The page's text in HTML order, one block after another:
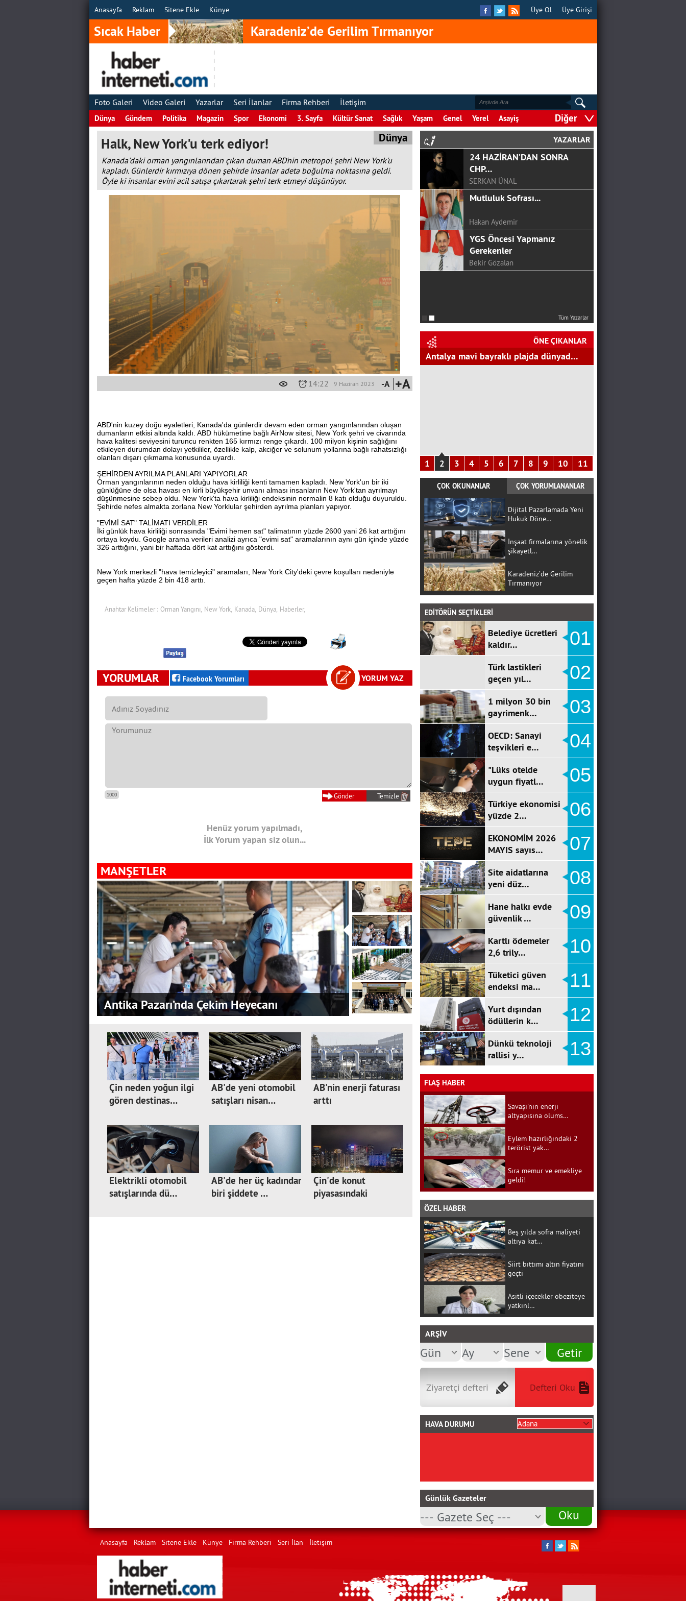
Anasayfa Reklam Sitene Ekle Künye Üye Ol Üye Girişi
Sıcak Haber Karadeniz’de Gerilim Tırmanıyor
Foto Galeri Video Galeri Yazarlar Seri İlanlar Firma Rehberi İletişim
Dünya Gündem Politika Magazin Spor Ekonomi 3. Sayfa Kültür Sanat Sağlık Yaşam Genel Yerel Asayiş Diğer
Dünya
Halk, New York'u terk ediyor!
Kanada'daki orman yangınlarından çıkan duman ABD'nin metropol şehri New York'u
kapladı. Günlerdir kırmızıya dönen şehirde insanlar adeta boğulma noktasına geldi.
Öyle ki insanlar evini acil satışa çıkartarak şehri terk etmeyi düşünüyor.
9 Haziran 2023
14:22 -A +A
ABD'nin kuzey doğu eyaletleri, Kanada'da günlerdir devam eden orman yangınlarından oluşan
dumanların etkisi altında kaldı. ABD hükümetine bağlı AirNow sitesi, New York şehri ve civarında
hava kalitesi seviyesini turuncu renkten 165 kırmızı renge çıkardı. 100 milyon kişinin sağlığını
etkileyen durumdan dolayı yetkililer, özellikle kalp, akciğer ve solunum yollarına bağlı rahatsızlığı
olanları dışarı çıkmama konusunda uyardı.
ŞEHİRDEN AYRILMA PLANLARI YAPIYORLAR
Orman yangınlarının neden olduğu hava kirliliği kenti tamamen kapladı. New York'un bir iki
günlüğüne de olsa havası en kirli büyükşehir unvanı alması insanların New York'tan ayrılmayı
düşünmesine sebep oldu. New York'ta hava kirliliği endeksinin normalin 8 katı olduğu duyuruldu.
Şehirde nefes almakta zorlana New Yorklular şehirden ayrılma planları yapıyor.
"EVİMİ SAT" TALİMATI VERDİLER
İki günlük hava kirliliği sonrasında "Evimi hemen sat" talimatının yüzde 2600 yani 26 kat arttığını
ortaya koydu. Google arama verileri analizi ayrıca "evimi sat" aramalarının aynı gün içinde yüzde
326 arttığını, yani bir haftada dört kat arttığını gösterdi.
New York merkezli "hava temizleyici" aramaları, New York City'deki çevre koşulları nedeniyle
geçen hafta yüzde 2 bin 418 arttı.
Anahtar Kelimeler : Orman Yangını, New York, Kanada, Dünya, Haberler,
YORUMLAR Facebook Yorumları YORUM YAZ
1000
Henüz yorum yapılmadı,
İlk Yorum yapan siz olun...
MANŞETLER
Antika Pazarı’nda Çekim Heyecanı
Çin neden yoğun ilgi
gören destinas…
AB'de yeni otomobil
satışları nisan…
AB'nin enerji faturası
arttı
Elektrikli otomobil
satışlarında dü…
AB'de her üç kadından
biri şiddete …
Çin'de konut
piyasasındaki
YAZARLAR
GÖRGEL, TOPTAŞ VE OKAY?
F.ALPER GÜLTEPE
COVİD-19 SÜRECİNDE
ÇOCUKLA İLETİŞİM
Şule Hasıl
Yüzleşsek Mi Artık
Ali Eskalen
NEREYE KADAR!
Ali Osman Aslantürk
Mutluluk Sofrası...
Hakan Aydemir
Tüm Yazarlar
ÖNE ÇIKANLAR
Antalya mavi bayraklı plajda dünyad…
1 2 3 4 5 6 7 8 9 10 11
ÇOK OKUNANLAR ÇOK YORUMLANANLAR
Dijital Pazarlamada Yeni
Hukuk Döne…
İnşaat firmalarına yönelik
şikayetl…
Karadeniz’de Gerilim
Tırmanıyor
EDİTÖRÜN SEÇTİKLERİ
Belediye ücretleri
kaldır…
01
Türk lastikleri
geçen yıl…
02
1 milyon 30 bin
gayrimenk…
03
OECD: Sanayi
teşvikleri e…
04
"Lüks otelde
uygun fiyatl…
05
Türkiye ekonomisi
yüzde 2…
06
EKONOMİM 2026
MAYIS sayıs…
07
Site aidatlarına
yeni düz…
08
Hane halkı evde
güvenlik …
09
Kartlı ödemeler
2,6 trily…
10
Tüketici güven
endeksi ma…
11
Yurt dışından
ödüllerin k…
12
Dünkü teknoloji
rallisi y…
13
FLAŞ HABER
Savaşı'nın enerji
altyapısına olums…
Eylem hazırlığındaki 2
terörist yak…
Sıra memur ve emekliye
geldi!
ÖZEL HABER
Beş yılda sofra maliyeti
altıya kat…
Siirt bıttımı altın fiyatını
geçti
Asitli içecekler obeziteye
yatkınl…
ARŞİV
Ziyaretçi defteri Defteri Oku
HAVA DURUMU
Günlük Gazeteler
Oku
Anasayfa Reklam Sitene Ekle Künye Firma Rehberi Seri İlan İletişim